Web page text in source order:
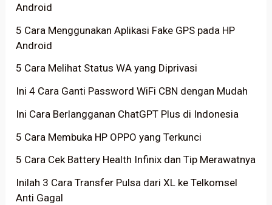
Android
5 Cara Menggunakan Aplikasi Fake GPS pada HP
Android
5 Cara Melihat Status WA yang Diprivasi
Ini 4 Cara Ganti Password WiFi CBN dengan Mudah
Ini Cara Berlangganan ChatGPT Plus di Indonesia
5 Cara Membuka HP OPPO yang Terkunci
5 Cara Cek Battery Health Infinix dan Tip Merawatnya
Inilah 3 Cara Transfer Pulsa dari XL ke Telkomsel
Anti Gagal